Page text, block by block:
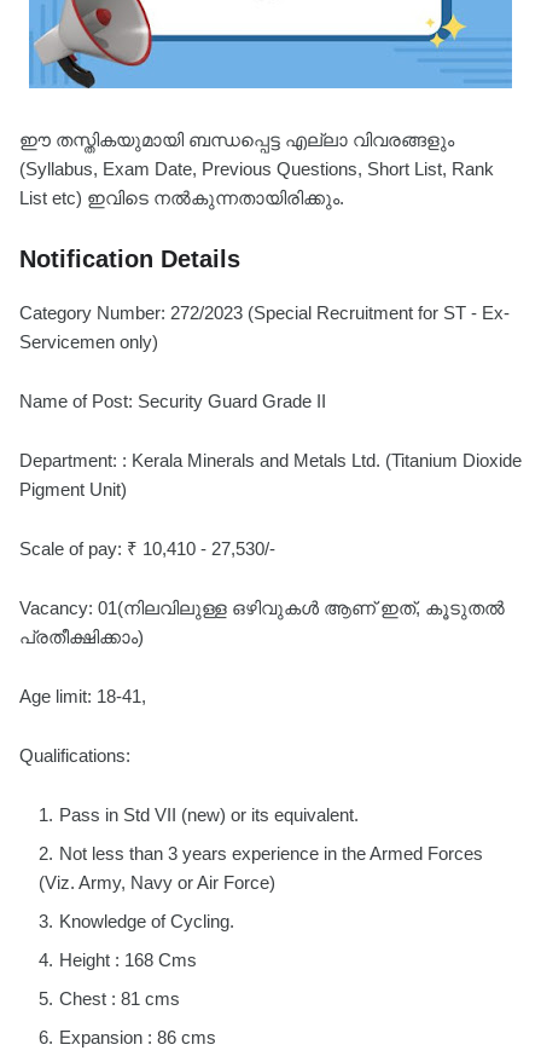
ഈ തസ്തികയുമായി ബന്ധപ്പെട്ട എല്ലാ വിവരങ്ങളും
(Syllabus, Exam Date, Previous Questions, Short List, Rank
List etc) ഇവിടെ നൽകുന്നതായിരിക്കും.
Notification Details
Category Number: 272/2023 (Special Recruitment for ST - Ex-
Servicemen only)
Name of Post: Security Guard Grade II
Department: : Kerala Minerals and Metals Ltd. (Titanium Dioxide
Pigment Unit)
Scale of pay: ₹ 10,410 - 27,530/-
Vacancy: 01(നിലവിലുള്ള ഒഴിവുകൾ ആണ് ഇത്, കൂടുതൽ
പ്രതീക്ഷിക്കാം)
Age limit: 18-41,
Qualifications:
Pass in Std VII (new) or its equivalent.
Not less than 3 years experience in the Armed Forces
(Viz. Army, Navy or Air Force)
Knowledge of Cycling.
Height : 168 Cms
Chest : 81 cms
Expansion : 86 cms